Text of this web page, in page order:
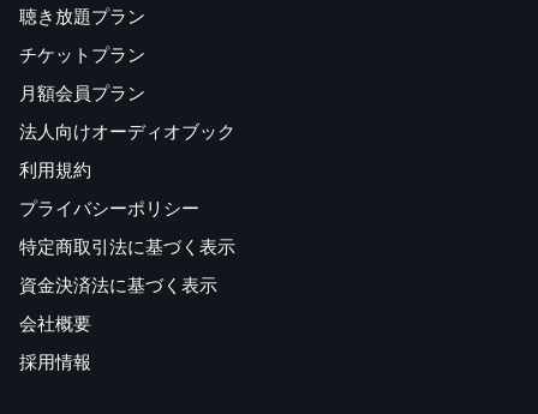
聴き放題プラン
チケットプラン
月額会員プラン
法人向けオーディオブック
利用規約
プライバシーポリシー
特定商取引法に基づく表示
資金決済法に基づく表示
会社概要
採用情報